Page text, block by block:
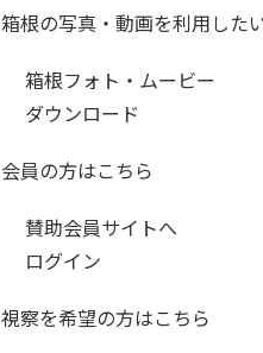
箱根の写真・動画を利用した
箱根フォト・ムービー
ダウンロード
会員の方はこちら
賛助会員サイトへ
ログイン
視察を希望の方はこちら